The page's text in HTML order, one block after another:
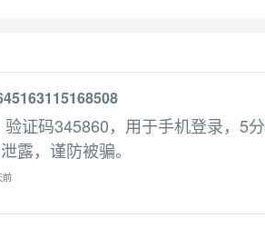
验证码345860，用于手机登录，
露，谨防被骗。
前